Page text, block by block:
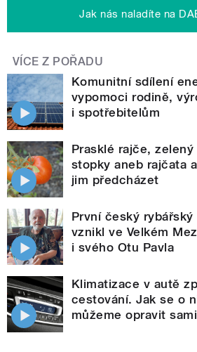
Jak nás naladíte na
VÍCE Z POŘADU
Komunitní sdílení
vypomoci rodině,
i spotřebitelům
Prasklé rajče,
stopky aneb rajčata
jim předcházet
První český
vznikl ve Velkém
i svého Otu Pavla
Klimatizace v autě
cestování. Jak se o
můžeme opravit